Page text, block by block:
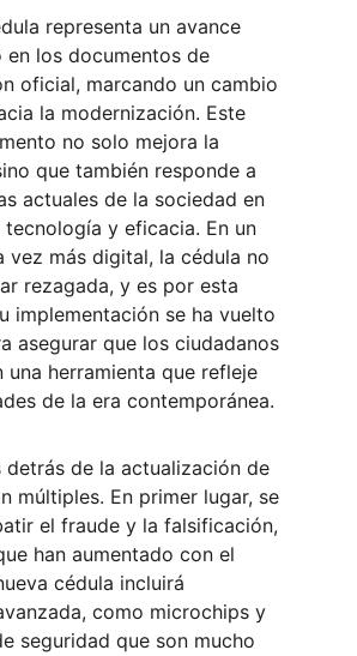
representa un avance
en los documentos de
oficial, marcando un cambio
la modernización. Este
no solo mejora la
que también responde a
actuales de la sociedad en
y eficacia. En un
vez más digital, la cédula no
rezagada, y es por esta
implementación se ha vuelto
asegurar que los ciudadanos
una herramienta que refleje
de la era contemporánea.
detrás de la actualización de
múltiples. En primer lugar, se
el fraude y la falsificación,
han aumentado con el
cédula incluirá
como microchips y
seguridad que son mucho